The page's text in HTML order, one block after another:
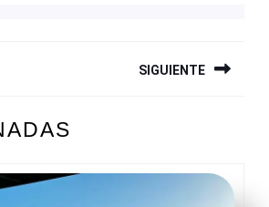
SIGUIENTE
entrada: